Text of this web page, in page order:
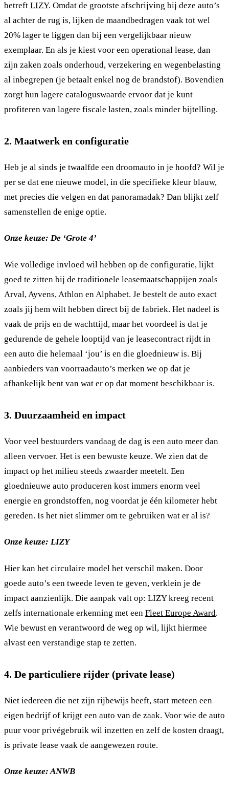
betreft LIZY. Omdat de grootste afschrijving bij deze auto’s
al achter de rug is, lijken de maandbedragen vaak tot wel
20% lager te liggen dan bij een vergelijkbaar nieuw
exemplaar. En als je kiest voor een operational lease, dan
zijn zaken zoals onderhoud, verzekering en wegenbelasting
al inbegrepen (je betaalt enkel nog de brandstof). Bovendien
zorgt hun lagere cataloguswaarde ervoor dat je kunt
profiteren van lagere fiscale lasten, zoals minder bijtelling.
2. Maatwerk en configuratie
Heb je al sinds je twaalfde een droomauto in je hoofd? Wil je
per se dat ene nieuwe model, in die specifieke kleur blauw,
met precies die velgen en dat panoramadak? Dan blijkt zelf
samenstellen de enige optie.
Onze keuze: De ‘Grote 4’
Wie volledige invloed wil hebben op de configuratie, lijkt
goed te zitten bij de traditionele leasemaatschappijen zoals
Arval, Ayvens, Athlon en Alphabet. Je bestelt de auto exact
zoals jij hem wilt hebben direct bij de fabriek. Het nadeel is
vaak de prijs en de wachttijd, maar het voordeel is dat je
gedurende de gehele looptijd van je leasecontract rijdt in
een auto die helemaal ‘jou’ is en die gloednieuw is. Bij
aanbieders van voorraadauto’s merken we op dat je
afhankelijk bent van wat er op dat moment beschikbaar is.
3. Duurzaamheid en impact
Voor veel bestuurders vandaag de dag is een auto meer dan
alleen vervoer. Het is een bewuste keuze. We zien dat de
impact op het milieu steeds zwaarder meetelt. Een
gloednieuwe auto produceren kost immers enorm veel
energie en grondstoffen, nog voordat je één kilometer hebt
gereden. Is het niet slimmer om te gebruiken wat er al is?
Onze keuze: LIZY
Hier kan het circulaire model het verschil maken. Door
goede auto’s een tweede leven te geven, verklein je de
impact aanzienlijk. Die aanpak valt op: LIZY kreeg recent
zelfs internationale erkenning met een Fleet Europe Award.
Wie bewust en verantwoord de weg op wil, lijkt hiermee
alvast een verstandige stap te zetten.
4. De particuliere rijder (private lease)
Niet iedereen die net zijn rijbewijs heeft, start meteen een
eigen bedrijf of krijgt een auto van de zaak. Voor wie de auto
puur voor privégebruik wil inzetten en zelf de kosten draagt,
is private lease vaak de aangewezen route.
Onze keuze: ANWB